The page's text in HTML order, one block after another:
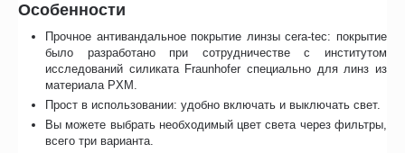
Особенности
Прочное антивандальное покрытие линзы cera-tec: покрытие
было разработано при сотрудничестве с институтом
исследований силиката Fraunhofer специально для линз из
материала PXM.
Прост в использовании: удобно включать и выключать свет.
Вы можете выбрать необходимый цвет света через фильтры,
всего три варианта.